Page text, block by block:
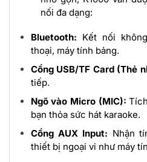
nối đa dạng:
Bluetooth: Kết nối
thoại, máy tính bảng.
Cổng USB/TF Card (Thẻ
tiếp.
Ngõ vào Micro (MIC):
bạn thỏa sức hát karaoke.
Cổng AUX Input: Nhận
thiết bị ngoại vi như máy